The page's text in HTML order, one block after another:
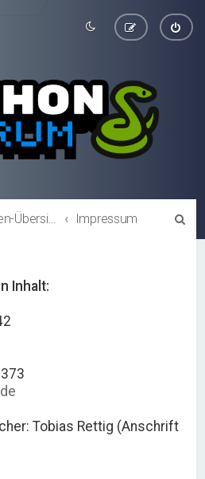
Foren-Übersicht Impressum
Inhalt:
Tobias Rettig (Anschrift